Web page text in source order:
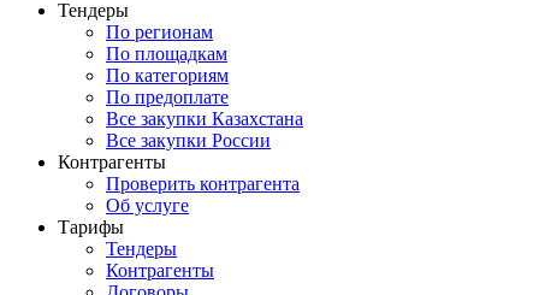
Тендеры
По регионам
По площадкам
По категориям
По предоплате
Все закупки Казахстана
Все закупки России
Контрагенты
Проверить контрагента
Об услуге
Тарифы
Тендеры
Контрагенты